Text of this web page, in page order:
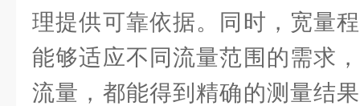
理提供可靠依据。同时，宽量
能够适应不同流量范围的需求
流量，都能得到精确的测量结